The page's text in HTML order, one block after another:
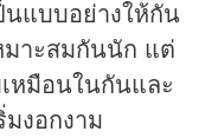
นแบบอย่างให้กัน
มาะสมกันนัก แต่
หมือนในกันและ
งอกงาม